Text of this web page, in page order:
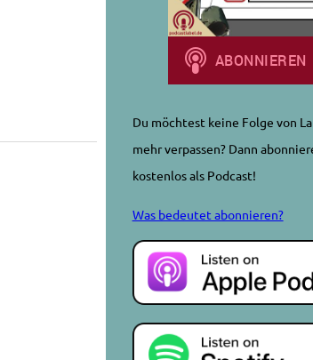
Du möchtest keine Folge von
mehr verpassen? Dann
kostenlos als Podcast!
Was bedeutet abonnieren?